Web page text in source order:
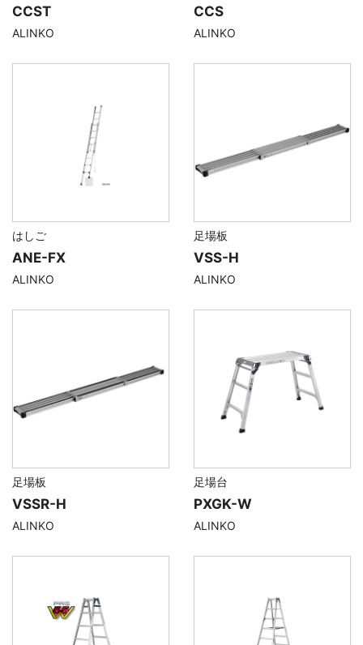
CCST
ALINKO
CCS
ALINKO
はしご
ANE-FX
ALINKO
足場板
VSS-H
ALINKO
足場板
VSSR-H
ALINKO
足場台
PXGK-W
ALINKO